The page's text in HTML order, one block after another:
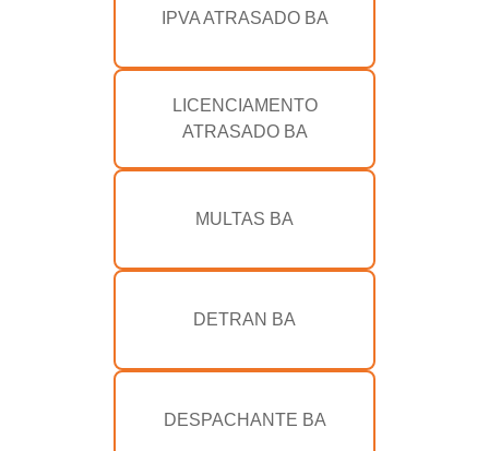
IPVA ATRASADO BA
LICENCIAMENTO
ATRASADO BA
MULTAS BA
DETRAN BA
DESPACHANTE BA